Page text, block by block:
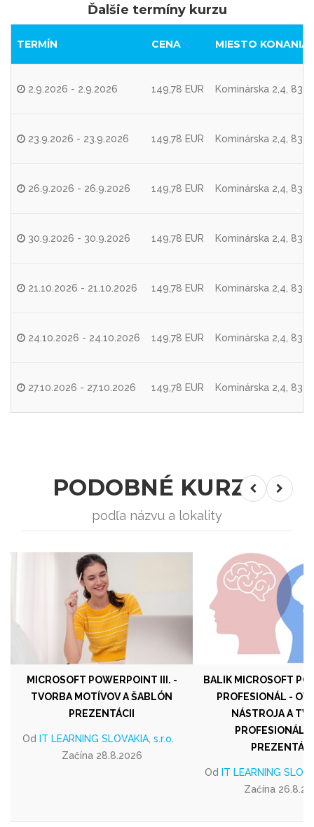
Ďalšie termíny kurzu
TERMÍN CENA MIESTO KONANIA
2.9.2026 - 2.9.2026 149,78 EUR Kominárska 2,4,
23.9.2026 - 23.9.2026 149,78 EUR Kominárska 2,4,
26.9.2026 - 26.9.2026 149,78 EUR Kominárska 2,4,
30.9.2026 - 30.9.2026 149,78 EUR Kominárska 2,4,
21.10.2026 - 21.10.2026 149,78 EUR Kominárska 2,4,
24.10.2026 - 24.10.2026 149,78 EUR Kominárska 2,4,
27.10.2026 - 27.10.2026 149,78 EUR Kominárska 2,4,
PODOBNÉ KURZY
podľa názvu a lokality
MICROSOFT POWERPOINT III. -
TVORBA MOTÍVOV A ŠABLÓN
PREZENTÁCII
Od IT LEARNING SLOVAKIA, s.r.o.
Začína 28.8.2026
BALIK MICROSOFT
PROFESIONÁL -
NÁSTROJA A
Od IT LEARNING
Začína